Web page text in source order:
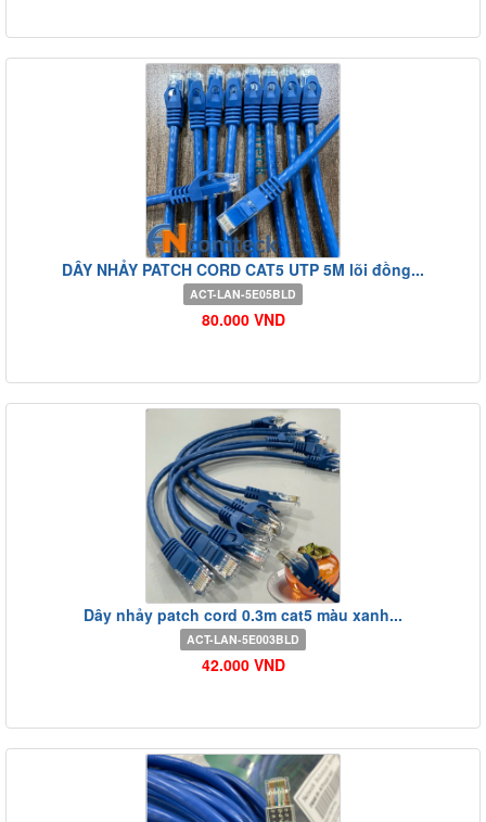
DÂY NHẢY PATCH CORD CAT5 UTP 5M lõi đồng...
ACT-LAN-5E05BLD
80.000 VND
Dây nhảy patch cord 0.3m cat5 màu xanh...
ACT-LAN-5E003BLD
42.000 VND